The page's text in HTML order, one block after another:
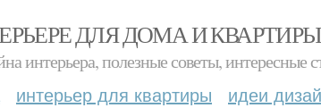
ДЛЯ ДОМА И КВАРТИРЫ
интерьера, полезные советы, интересные
интерьер для квартиры идеи